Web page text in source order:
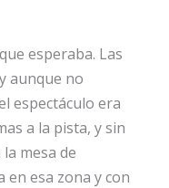
esperaba. Las
aunque no
espectáculo era
a la pista, y sin
mesa de
en esa zona y con